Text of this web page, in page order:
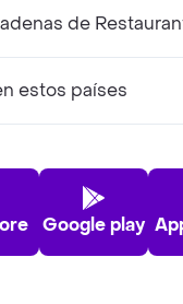
de
estos países
Google play